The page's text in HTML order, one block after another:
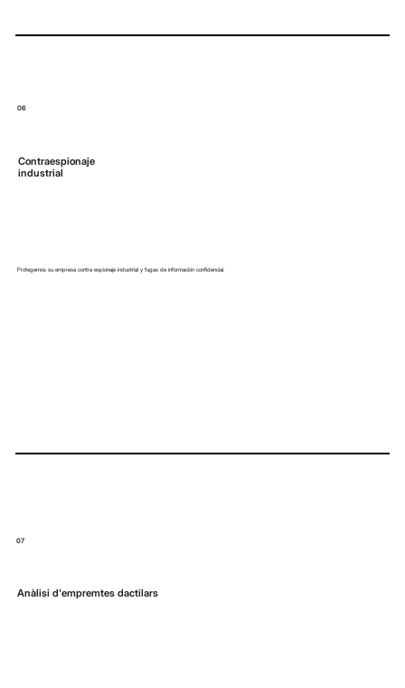
06
Contraespionaje
industrial
Protegemos su empresa contra espionaje industrial y fugas de información confidencial.
07
Anàlisi d'empremtes dactilars